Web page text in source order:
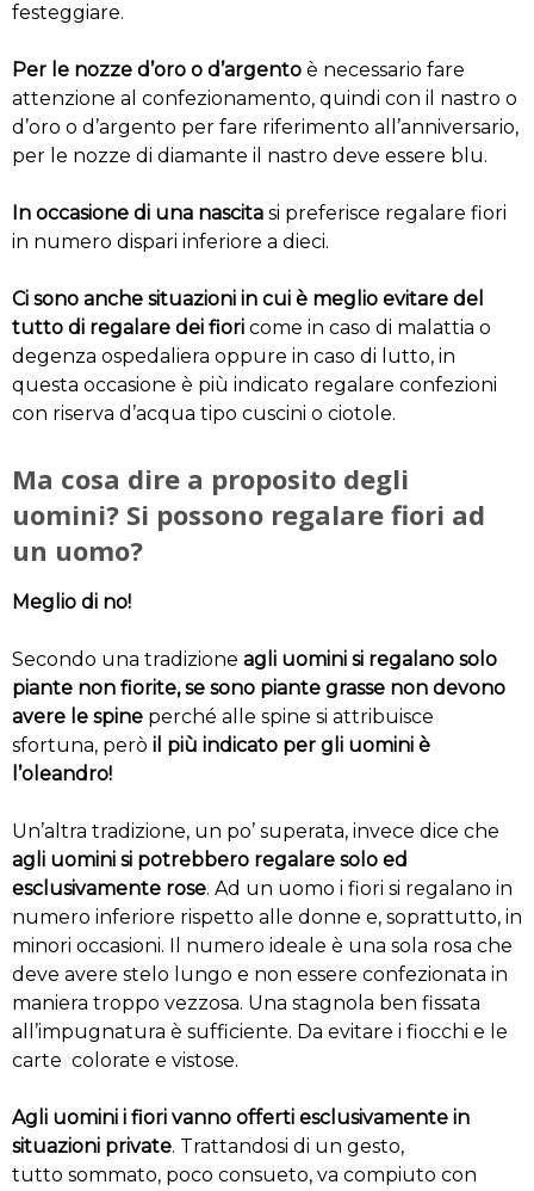
festeggiare.
Per le nozze d’oro o d’argento è necessario fare
attenzione al confezionamento, quindi con il nastro o
d’oro o d’argento per fare riferimento all’anniversario,
per le nozze di diamante il nastro deve essere blu.
In occasione di una nascita si preferisce regalare fiori
in numero dispari inferiore a dieci.
Ci sono anche situazioni in cui è meglio evitare del
tutto di regalare dei fiori come in caso di malattia o
degenza ospedaliera oppure in caso di lutto, in
questa occasione è più indicato regalare confezioni
con riserva d’acqua tipo cuscini o ciotole.
Ma cosa dire a proposito degli
uomini? Si possono regalare fiori ad
un uomo?
Meglio di no!
Secondo una tradizione agli uomini si regalano solo
piante non fiorite, se sono piante grasse non devono
avere le spine perché alle spine si attribuisce
sfortuna, però il più indicato per gli uomini è
l’oleandro!
Un’altra tradizione, un po’ superata, invece dice che
agli uomini si potrebbero regalare solo ed
esclusivamente rose. Ad un uomo i fiori si regalano in
numero inferiore rispetto alle donne e, soprattutto, in
minori occasioni. Il numero ideale è una sola rosa che
deve avere stelo lungo e non essere confezionata in
maniera troppo vezzosa. Una stagnola ben fissata
all’impugnatura è sufficiente. Da evitare i fiocchi e le
carte colorate e vistose.
Agli uomini i fiori vanno offerti esclusivamente in
situazioni private. Trattandosi di un gesto,
tutto sommato, poco consueto, va compiuto con